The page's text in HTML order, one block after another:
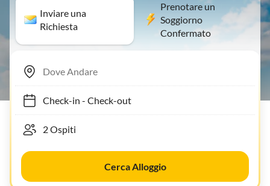
Inviare una
Richiesta
Prenotare un
Soggiorno
Confermato
Check-in- Check-out
Cerca Alloggio